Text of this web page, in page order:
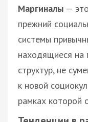
Маргиналы —
прежний
системы
находящиеся на
структур, не
к новой
рамках которой